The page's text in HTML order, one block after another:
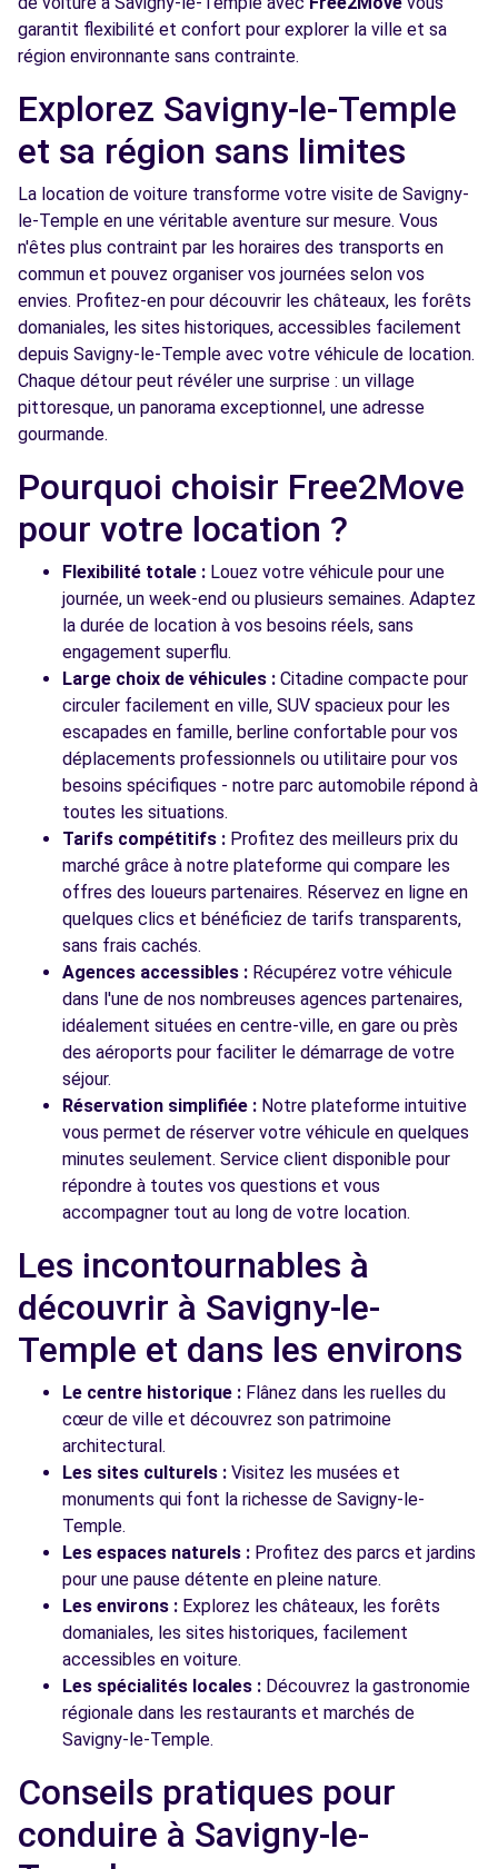
Free2Move Rent - CLV AUTOMOBILES -
COMBS-LA-VILLE (C)
6.9
km
2 RUE LOUIS ET AUGUSTE LUMIERE
COMBS-LA-VILLE, 77380
Voir l'agence
Free2Move Rent - EURL AUTO MELUN
SENART - MELUN (C)
7.6
32 AVENUE DU GENERAL PATTON
MELUN, 77000
Voir l'agence
Free2Move Rent - GARAGE DU SOUTERRAIN
SARL - CORBEIL-ESSONNES (C)
8.3
CORBEIL-ESSONNES, 91100
Voir l'agence
Voir toutes les agences
garantit flexibilité et confort pour explorer la ville et sa
région environnante sans contrainte.
Explorez Savigny-le-Temple
et sa région sans limites
La location de voiture transforme votre visite de Savigny-
le-Temple en une véritable aventure sur mesure. Vous
n'êtes plus contraint par les horaires des transports en
commun et pouvez organiser vos journées selon vos
envies. Profitez-en pour découvrir les châteaux, les forêts
domaniales, les sites historiques, accessibles facilement
depuis Savigny-le-Temple avec votre véhicule de location.
Chaque détour peut révéler une surprise : un village
pittoresque, un panorama exceptionnel, une adresse
gourmande.
Pourquoi choisir Free2Move
pour votre location ?
Flexibilité totale : Louez votre véhicule pour une
journée, un week-end ou plusieurs semaines. Adaptez
la durée de location à vos besoins réels, sans
engagement superflu.
Large choix de véhicules : Citadine compacte pour
circuler facilement en ville, SUV spacieux pour les
escapades en famille, berline confortable pour vos
déplacements professionnels ou utilitaire pour vos
besoins spécifiques - notre parc automobile répond à
toutes les situations.
Tarifs compétitifs : Profitez des meilleurs prix du
marché grâce à notre plateforme qui compare les
offres des loueurs partenaires. Réservez en ligne en
quelques clics et bénéficiez de tarifs transparents,
sans frais cachés.
Agences accessibles : Récupérez votre véhicule
dans l'une de nos nombreuses agences partenaires,
idéalement situées en centre-ville, en gare ou près
des aéroports pour faciliter le démarrage de votre
séjour.
Réservation simplifiée : Notre plateforme intuitive
vous permet de réserver votre véhicule en quelques
minutes seulement. Service client disponible pour
répondre à toutes vos questions et vous
accompagner tout au long de votre location.
Les incontournables à
découvrir à Savigny-le-
Temple et dans les environs
Le centre historique : Flânez dans les ruelles du
cœur de ville et découvrez son patrimoine
architectural.
Les sites culturels : Visitez les musées et
monuments qui font la richesse de Savigny-le-
Temple.
Les espaces naturels : Profitez des parcs et jardins
pour une pause détente en pleine nature.
Les environs : Explorez les châteaux, les forêts
domaniales, les sites historiques, facilement
accessibles en voiture.
Les spécialités locales : Découvrez la gastronomie
régionale dans les restaurants et marchés de
Savigny-le-Temple.
Conseils pratiques pour
conduire à Savigny-le-